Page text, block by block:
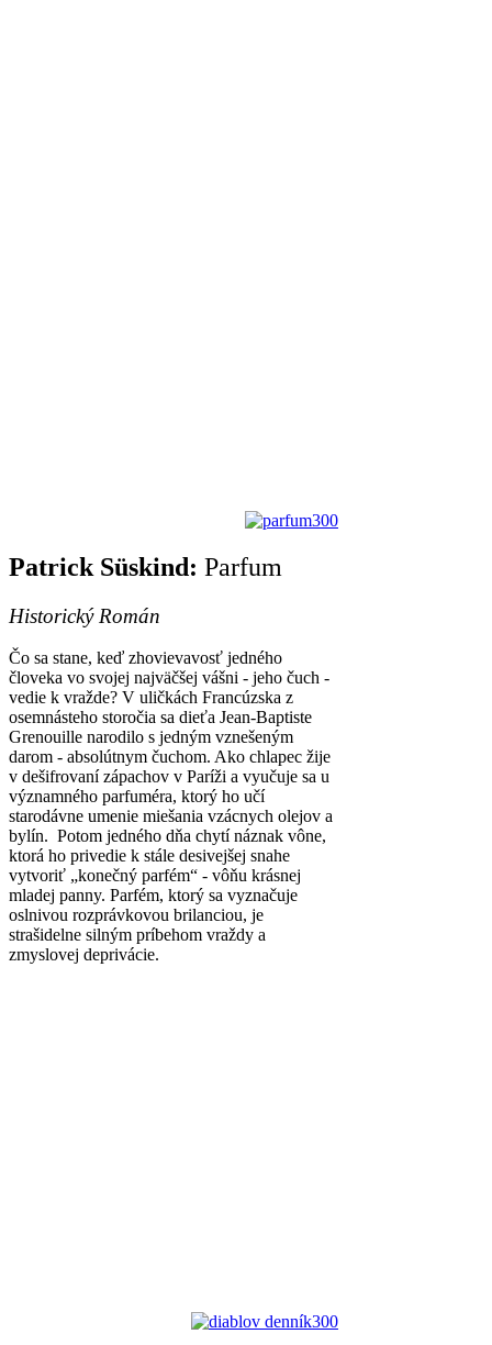
Patrick Süskind: Parfum
Historický Román
Čo sa stane, keď zhovievavosť jedného
človeka vo svojej najväčšej vášni - jeho čuch -
vedie k vražde? V uličkách Francúzska z
osemnásteho storočia sa dieťa Jean-Baptiste
Grenouille narodilo s jedným vznešeným
darom - absolútnym čuchom. Ako chlapec žije
v dešifrovaní zápachov v Paríži a vyučuje sa u
významného parfuméra, ktorý ho učí
starodávne umenie miešania vzácnych olejov a
bylín. Potom jedného dňa chytí náznak vône,
ktorá ho privedie k stále desivejšej snahe
vytvoriť „konečný parfém“ - vôňu krásnej
mladej panny. Parfém, ktorý sa vyznačuje
oslnivou rozprávkovou brilanciou, je
strašidelne silným príbehom vraždy a
zmyslovej deprivácie.